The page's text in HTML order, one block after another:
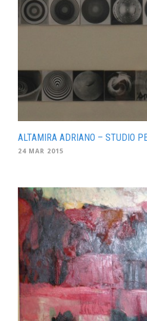
ALTAMIRA ADRIANO – STUDIO
24 MAR 2015